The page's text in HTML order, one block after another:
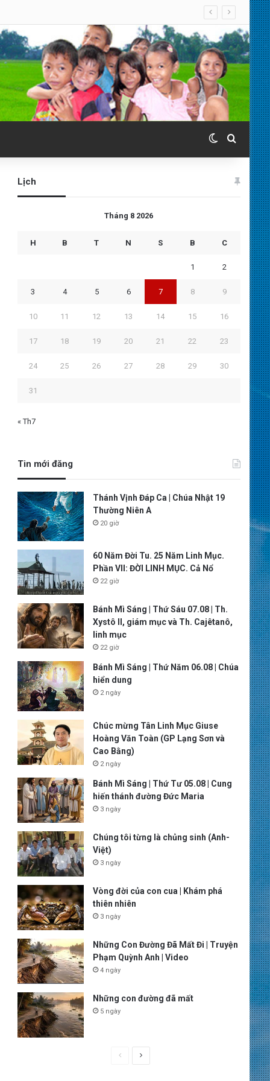
Switch skin
Search
Lịch
Tháng 8 2026
H B T N S B C
1 2
3 4 5 6 7 8 9
10 11 12 13 14 15 16
17 18 19 20 21 22 23
24 25 26 27 28 29 30
31
« Th7
Tin mới đăng
Thánh Vịnh Đáp Ca | Chúa Nhật 19
Thường Niên A
20 giờ
60 Năm Đời Tu. 25 Năm Linh Mục.
Phần VII: ĐỜI LINH MỤC. Cả Nổ
22 giờ
Bánh Mì Sáng | Thứ Sáu 07.08 | Th.
Xystô II, giám mục và Th. Cajêtanô,
linh mục
22 giờ
Bánh Mì Sáng | Thứ Năm 06.08 | Chúa
hiển dung
2 ngày
Chúc mừng Tân Linh Mục Giuse
Hoàng Văn Toàn (GP Lạng Sơn và
Cao Bằng)
2 ngày
Bánh Mì Sáng | Thứ Tư 05.08 | Cung
hiến thánh đường Đức Maria
3 ngày
Chúng tôi từng là chủng sinh (Anh-
Việt)
3 ngày
Vòng đời của con cua | Khám phá
thiên nhiên
3 ngày
Những Con Đường Đã Mất Đi | Truyện
Phạm Quỳnh Anh | Video
4 ngày
Những con đường đã mất
5 ngày